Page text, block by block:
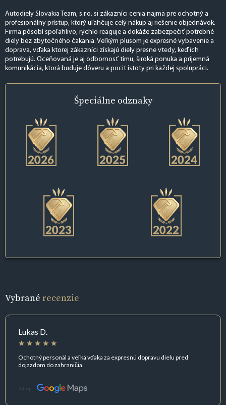
Autodiely Slovakia Team, s.r.o. si zákazníci cenia najmä pre ochotný a
profesionálny prístup, ktorý uľahčuje celý nákup aj riešenie objednávok.
Firma pôsobí spoľahlivo, rýchlo reaguje a dokáže zabezpečiť potrebné
diely bez zbytočného čakania. Veľkým plusom je expresné vybavenie a
doprava, vďaka ktorej zákazníci získajú diely presne vtedy, keď ich
potrebujú. Oceňovaná je aj odbornosť tímu, široká ponuka a príjemná
komunikácia, ktorá buduje dôveru a pocit istoty pri každej spolupráci.
Špeciálne odznaky
Vybrané recenzie
Lukas D.
Ochotný personál a veľká vďaka za expresnú dopravu dielu pred
dojazdom do zahraničia
Zdroj: